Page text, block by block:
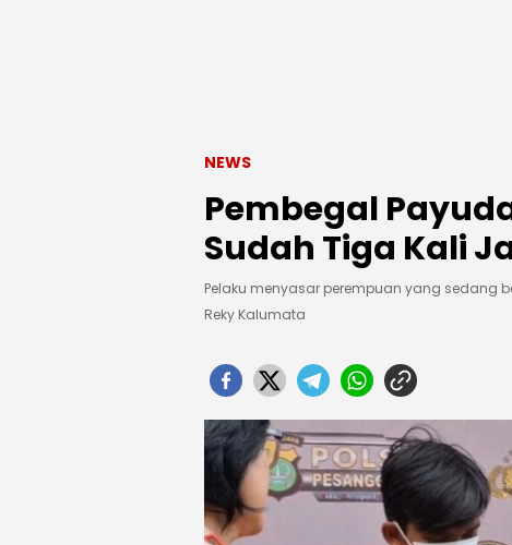
NEWS
Pembegal
Sudah Tiga Kali
Pelaku menyasar perempuan yang sedang
Reky Kalumata